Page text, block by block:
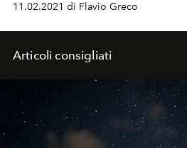
11.02.2021 di Flavio Greco
Articoli consigliati